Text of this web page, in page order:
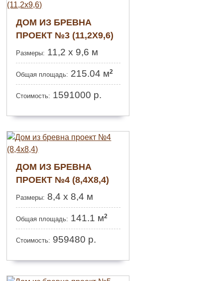
ДОМ ИЗ БРЕВНА
ПРОЕКТ №3 (11,2Х9,6)
Размеры: 11,2 х 9,6 м
Общая площадь: 215.04 м2
Стоимость: 1591000 р.
ДОМ ИЗ БРЕВНА
ПРОЕКТ №4 (8,4Х8,4)
Размеры: 8,4 х 8,4 м
Общая площадь: 141.1 м2
Стоимость: 959480 р.